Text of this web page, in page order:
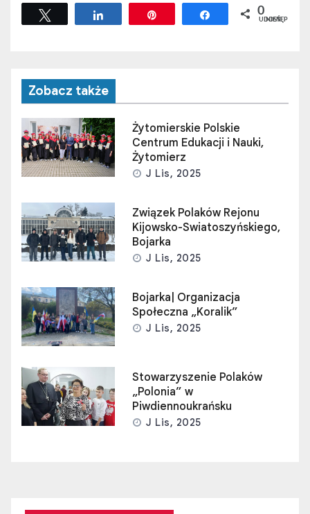
Udostępnij Udostępnij
0
UDOSTĘPNIEŃ
Zobacz także
Żytomierskie Polskie
Centrum Edukacji i Nauki,
Żytomierz
J Lis, 2025
Związek Polaków Rejonu
Kijowsko-Swiatoszyńskiego,
Bojarka
J Lis, 2025
Bojarka| Organizacja
Społeczna „Koralik”
J Lis, 2025
Stowarzyszenie Polaków
„Polonia” w
Piwdiennoukrańsku
J Lis, 2025